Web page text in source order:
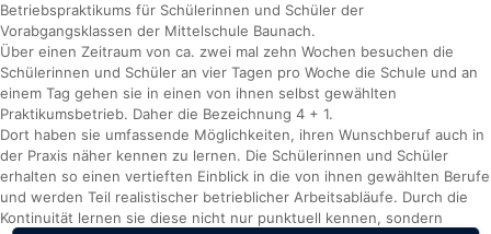
Betriebspraktikums für Schülerinnen und Schüler der
Vorabgangsklassen der Mittelschule Baunach.
Über einen Zeitraum von ca. zwei mal zehn Wochen besuchen die
Schülerinnen und Schüler an vier Tagen pro Woche die Schule und an
einem Tag gehen sie in einen von ihnen selbst gewählten
Praktikumsbetrieb. Daher die Bezeichnung 4 + 1.
Dort haben sie umfassende Möglichkeiten, ihren Wunschberuf auch in
der Praxis näher kennen zu lernen. Die Schülerinnen und Schüler
erhalten so einen vertieften Einblick in die von ihnen gewählten Berufe
und werden Teil realistischer betrieblicher Arbeitsabläufe. Durch die
Kontinuität lernen sie diese nicht nur punktuell kennen, sondern